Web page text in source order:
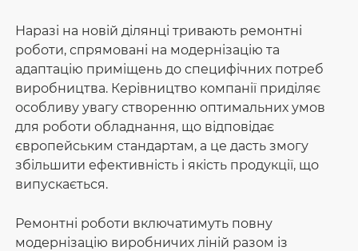
Наразі на новій ділянці тривають ремонтні
роботи, спрямовані на модернізацію та
адаптацію приміщень до специфічних потреб
виробництва. Керівництво компанії приділяє
особливу увагу створенню оптимальних умов
для роботи обладнання, що відповідає
європейським стандартам, а це дасть змогу
збільшити ефективність і якість продукції, що
випускається.
Ремонтні роботи включатимуть повну
модернізацію виробничих ліній разом із